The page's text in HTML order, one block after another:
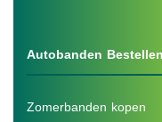
Autobanden Bestellen
Zomerbanden kopen